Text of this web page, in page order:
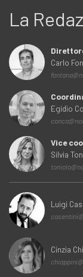
La
Carlo
Egidio
Vice
Silvia
Luigi
Cinzia